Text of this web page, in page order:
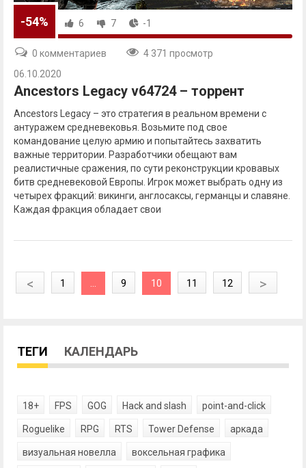
-54% 6 7 -1
0 комментариев
4 371 просмотр
06.10.2020
Ancestors Legacy v64724 – торрент
Ancestors Legacy – это стратегия в реальном времени с
антуражем средневековья. Возьмите под свое
командование целую армию и попытайтесь захватить
важные территории. Разработчики обещают вам
реалистичные сражения, по сути реконструкции кровавых
битв средневековой Европы. Игрок может выбрать одну из
четырех фракций: викинги, англосаксы, германцы и славяне.
Каждая фракция обладает свои
< 1 ... 9 10 11 12 >
ТЕГИ КАЛЕНДАРЬ
18+ FPS GOG Hack and slash point-and-click
Roguelike RPG RTS Tower Defense аркада
визуальная новелла воксельная графика